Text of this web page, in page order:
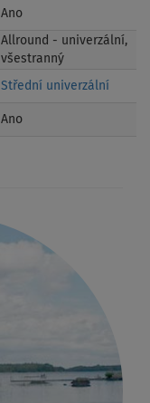
Ano
Allround - univerzální,
všestranný
Střední univerzální
Ano